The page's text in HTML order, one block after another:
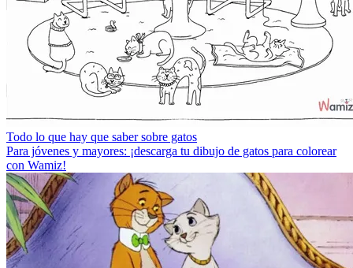
Todo lo que hay que saber sobre gatos
Para jóvenes y mayores: ¡descarga tu dibujo de gatos para colorear
con Wamiz!